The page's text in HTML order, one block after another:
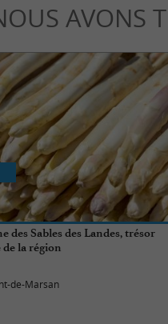
AVONS
des Sables des Landes, trésor
la région
de-Marsan